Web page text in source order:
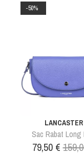
LANCASTER
Sac Rabat Long
Prix
79,50 €Prix
-50%